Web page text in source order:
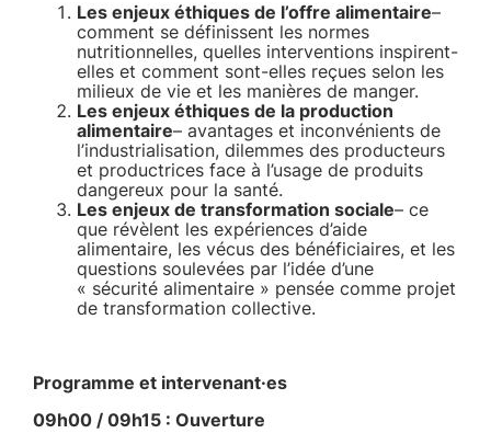
Les enjeux éthiques de l’offre alimentaire–
comment se définissent les normes
nutritionnelles, quelles interventions inspirent-
elles et comment sont-elles reçues selon les
milieux de vie et les manières de manger.
Les enjeux éthiques de la production
alimentaire– avantages et inconvénients de
l’industrialisation, dilemmes des producteurs
et productrices face à l’usage de produits
dangereux pour la santé.
Les enjeux de transformation sociale– ce
que révèlent les expériences d’aide
alimentaire, les vécus des bénéficiaires, et les
questions soulevées par l’idée d’une
« sécurité alimentaire » pensée comme projet
de transformation collective.
Programme et intervenant·es
09h00 / 09h15 : Ouverture